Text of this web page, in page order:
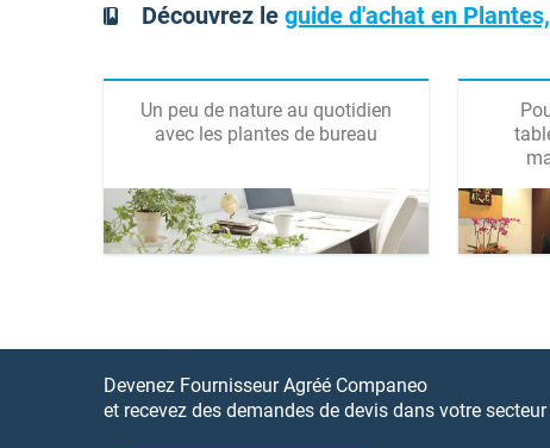
Découvrez leguide d'achat en
Un peu de nature au quotidien
avec les plantes de bureau
Devenez Fournisseur Agréé Companeo
et recevez des demandes de devis dans votre